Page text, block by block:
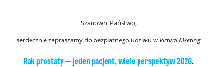
Szanowni Państwo,
serdecznie zapraszamy do bezpłatnego udziału w Virtual Meeting
Rak prostaty — jeden pacjent, wiele perspektyw 2026.